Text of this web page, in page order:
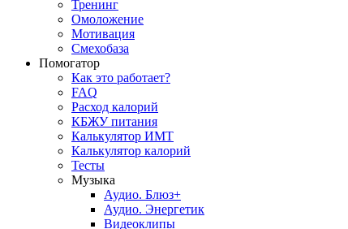
Тренинг
Омоложение
Мотивация
Смехобаза
Помогатор
Как это работает?
FAQ
Расход калорий
КБЖУ питания
Калькулятор ИМТ
Калькулятор калорий
Тесты
Музыка
Аудио. Блюз+
Аудио. Энергетик
Видеоклипы